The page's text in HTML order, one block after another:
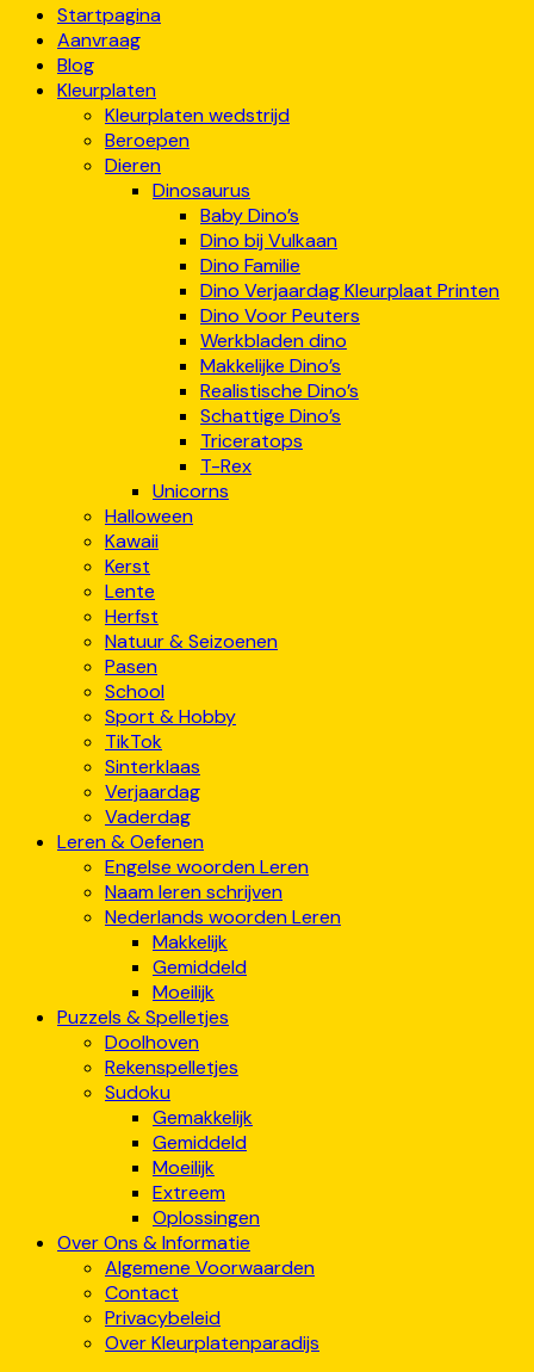
Startpagina
Aanvraag
Blog
Kleurplaten
Kleurplaten wedstrijd
Beroepen
Dieren
Dinosaurus
Baby Dino’s
Dino bij Vulkaan
Dino Familie
Dino Verjaardag Kleurplaat Printen
Dino Voor Peuters
Werkbladen dino
Makkelijke Dino’s
Realistische Dino’s
Schattige Dino’s
Triceratops
T-Rex
Unicorns
Halloween
Kawaii
Kerst
Lente
Herfst
Natuur & Seizoenen
Pasen
School
Sport & Hobby
TikTok
Sinterklaas
Verjaardag
Vaderdag
Leren & Oefenen
Engelse woorden Leren
Naam leren schrijven
Nederlands woorden Leren
Makkelijk
Gemiddeld
Moeilijk
Puzzels & Spelletjes
Doolhoven
Rekenspelletjes
Sudoku
Gemakkelijk
Gemiddeld
Moeilijk
Extreem
Oplossingen
Over Ons & Informatie
Algemene Voorwaarden
Contact
Privacybeleid
Over Kleurplatenparadijs